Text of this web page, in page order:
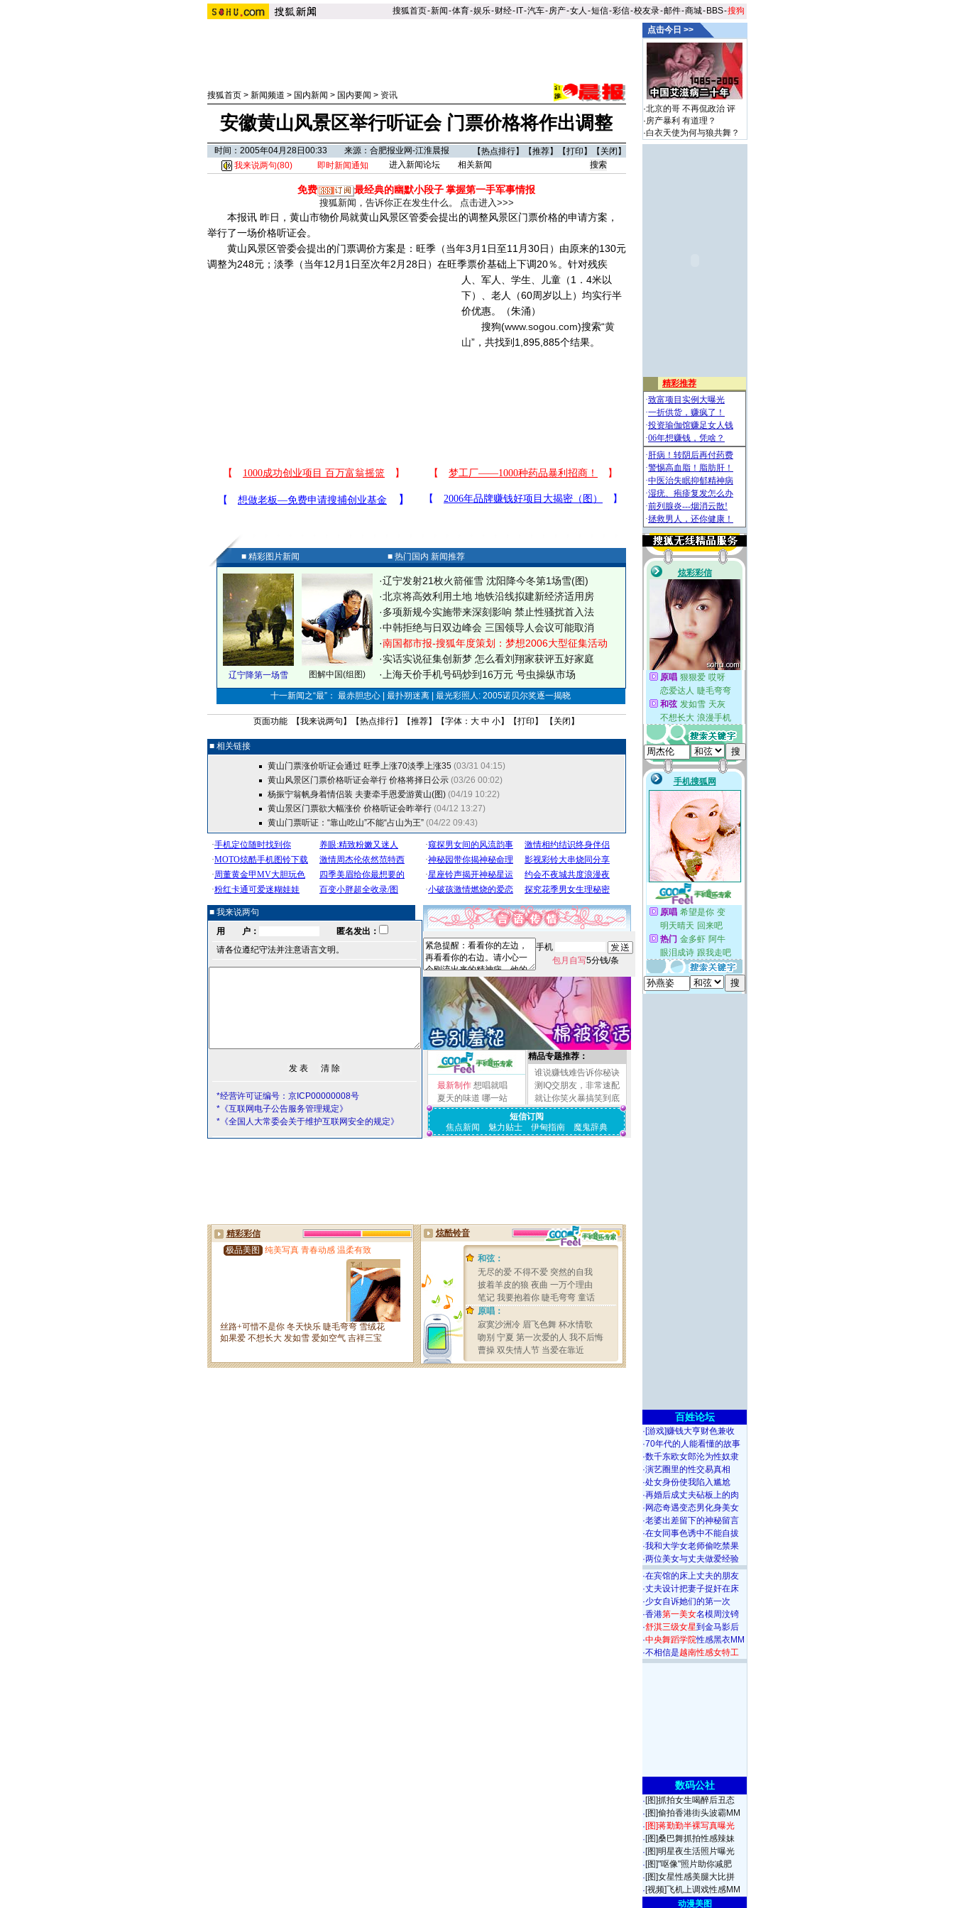
搜狐首页-新闻-体育-娱乐-财经- IT-汽车-房产-女人 -短信-彩信-校友录-邮件-商城- BBS-搜狗
搜狐首页> 新闻频道 > 国内新闻 > 国内要闻 > 资讯
安徽黄山风景区举行听证会 门票价格将作出调整
时间：2005年04月28日00:33 来源：合肥报业网-江淮晨报 【热点排行】【推荐】【打印 】【 关闭 】
我来说两句(80) 即时新闻通知 进入新闻论坛 相关新闻
免费 最经典的幽默小段子掌握第一手军事情报
搜狐新闻，告诉你正在发生什么。 点击进入>>>
本报讯 昨日，黄山市物价局就黄山风景区管委会提出的调整风景区门票价格的申请方案，
举行了一场价格听证会。
黄山风景区管委会提出的门票调价方案是：旺季（当年3月1日至11月30日）由原来的130元
调整为248元；淡季（当年12月1日至次年2月28日）在旺季票价基础上下调20％。 针对残疾
人、军人、学生、儿童（1．4米以
下）、老人（60周岁以上）均实行半
价优惠。（朱涌）
搜狗(www.sogou.com)搜索“黄
山”，共找到1,895,885个结果。
■ 精彩图片新闻 ■ 热门国内 新闻推荐
辽宁降第一场雪 图解中国(组图)
·辽宁发射21枚火箭催雪 沈阳降今冬第1场雪(图)
·北京将高效利用土地 地铁沿线拟建新经济适用房
·多项新规今实施带来深刻影响 禁止性骚扰首入法
·中韩拒绝与日双边峰会 三国领导人会议可能取消
·南国都市报-搜狐年度策划：梦想2006大型征集活动
·实话实说征集创新梦 怎么看刘翔家获评五好家庭
· 上海天价手机号码炒到16万元 号虫操纵市场
十一新闻之“最”： 最赤胆忠心 | 最扑朔迷离 | 最光彩照人: 2005诺贝尔奖逐一揭晓
页面功能 【我来说两句 】【热点排行】【推荐】【字体： 大 中 小】【打印 】 【 关闭 】
■ 相关链接
黄山门票涨价听证会通过 旺季上涨70淡季上涨35 (03/31 04:15)
黄山风景区门票价格听证会举行 价格将择日公示 (03/26 00:02)
杨振宁翁帆身着情侣装 夫妻牵手恩爱游黄山(图) (04/19 10:22)
黄山景区门票欲大幅涨价 价格听证会昨举行 (04/12 13:27)
黄山门票听证：“靠山吃山”不能“占山为王” (04/22 09:43)
■ 我来说两句
用 户：
匿名发出：
请各位遵纪守法并注意语言文明。
*经营许可证编号：京ICP00000008号
*《互联网电子公告服务管理规定》
*《全国人大常委会关于维护互联网安全的规定》
手机
包月自写5分钱/条
最新制作 想唱就唱
夏天的味道 哪一站
精品专题推荐：
谁说赚钱难告诉你秘诀
测IQ交朋友，非常速配
就让你笑火暴搞笑到底
短信订阅
焦点新闻
魅力贴士 伊甸指南 魔鬼辞典
点击今日 >>
·北京的哥 不再侃政治 评
·房产暴利 有道理？
·白衣天使为何与狼共舞？
百姓论坛
· [游戏]赚钱大亨财色兼收
·70年代的人能看懂的故事
·数千东欧女郎沦为性奴隶
·演艺圈里的性交易真相
·处女身份使我陷入尴尬
·再婚后成丈夫砧板上的肉
· 网恋奇遇变态男化身美女
·老婆出差留下的神秘留言
·在女同事色诱中不能自拔
·我和大学女老师偷吃禁果
·两位美女与丈夫做爱经验
·在宾馆的床上丈夫的朋友
·丈夫设计把妻子捉奸在床
·少女自诉她们的第一次
·香港第一美女名模周汶锜
·舒淇三级女星到金马影后
·中央舞蹈学院性感黑衣MM
·不相信是越南性感女特工
数码公社
· [图]抓拍女生喝醉后丑态
· [图]偷拍香港街头波霸MM
·[图]蒋勤勤半裸写真曝光
· [图]桑巴舞抓拍性感辣妹
· [图]明星夜生活照片曝光
· [图]"呕像"照片助你减肥
· [图]女星性感美腿大比拼
· [视频]飞机上调戏性感MM
动漫美图